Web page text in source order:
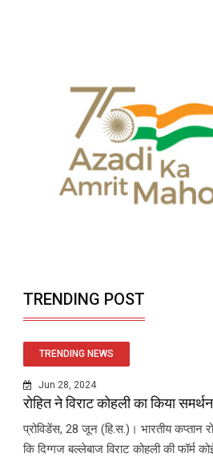
TRENDING POST
TRENDING NEWS
Jun 28, 2024
रोहित ने विराट कोहली का किया
प्रोविडेंस, 28 जून (हि.स.)। भारतीय कप्तान
कि दिग्गज बल्लेबाज विराट कोहली की फॉर्म